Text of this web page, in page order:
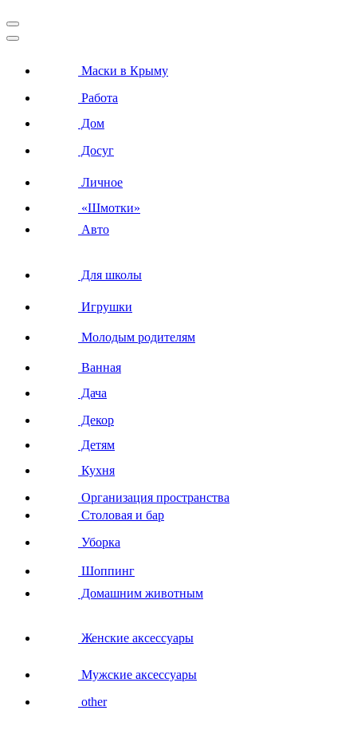
Маски в Крыму
Работа
Дом
Досуг
Личное
«Шмотки»
Авто
Для школы
Игрушки
Молодым родителям
Ванная
Дача
Декор
Детям
Кухня
Организация пространства
Столовая и бар
Уборка
Шоппинг
Домашним животным
Женские аксессуары
Мужские аксессуары
other